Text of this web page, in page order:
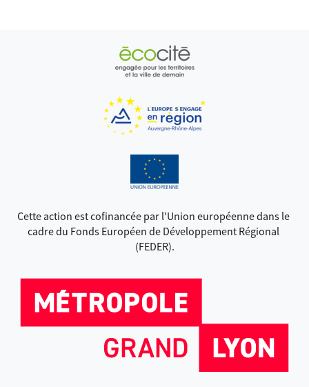
Cette action est cofinancée par l'Union européenne dans le
cadre du Fonds Européen de Développement Régional
(FEDER).